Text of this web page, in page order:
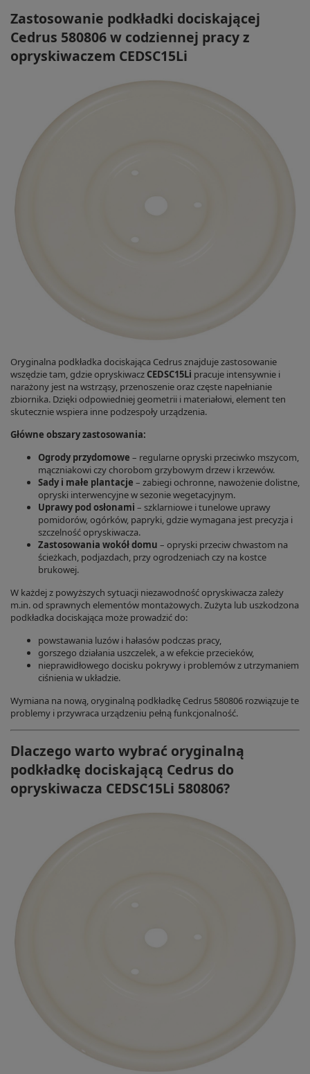
Zastosowanie podkładki dociskającej
Cedrus 580806 w codziennej pracy z
opryskiwaczem CEDSC15Li
Oryginalna podkładka dociskająca Cedrus znajduje zastosowanie
wszędzie tam, gdzie opryskiwacz CEDSC15Li pracuje intensywnie i
narażony jest na wstrząsy, przenoszenie oraz częste napełnianie
zbiornika. Dzięki odpowiedniej geometrii i materiałowi, element ten
skutecznie wspiera inne podzespoły urządzenia.
Główne obszary zastosowania:
Ogrody przydomowe – regularne opryski przeciwko mszycom,
mączniakowi czy chorobom grzybowym drzew i krzewów.
Sady i małe plantacje – zabiegi ochronne, nawożenie dolistne,
opryski interwencyjne w sezonie wegetacyjnym.
Uprawy pod osłonami – szklarniowe i tunelowe uprawy
pomidorów, ogórków, papryki, gdzie wymagana jest precyzja i
szczelność opryskiwacza.
Zastosowania wokół domu – opryski przeciw chwastom na
ścieżkach, podjazdach, przy ogrodzeniach czy na kostce
brukowej.
W każdej z powyższych sytuacji niezawodność opryskiwacza zależy
m.in. od sprawnych elementów montażowych. Zużyta lub uszkodzona
podkładka dociskająca może prowadzić do:
powstawania luzów i hałasów podczas pracy,
gorszego działania uszczelek, a w efekcie przecieków,
nieprawidłowego docisku pokrywy i problemów z utrzymaniem
ciśnienia w układzie.
Wymiana na nową, oryginalną podkładkę Cedrus 580806 rozwiązuje te
problemy i przywraca urządzeniu pełną funkcjonalność.
Dlaczego warto wybrać oryginalną
podkładkę dociskającą Cedrus do
opryskiwacza CEDSC15Li 580806?